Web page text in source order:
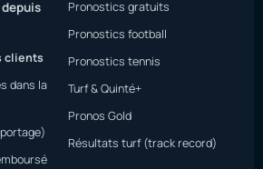
depuis
clients
dans la
Pronostics gratuits
Pronostics football
Pronostics tennis
Turf & Quinté+
Pronos Gold
Résultats turf (track record)